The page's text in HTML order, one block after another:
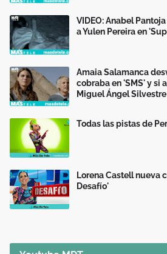
VIDEO: Anabel
a Yulen Pereira en
Amaia Salamanca
cobraba en 'SMS' y si
Miguel Ángel Silvestre
Todas las pistas de
Lorena Castell nueva
Desafío'